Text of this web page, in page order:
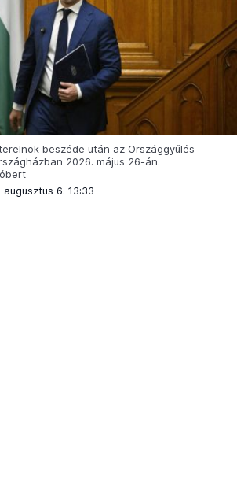
beszéde után az Országgyűlés
2026. május 26-án.
augusztus 6. 13:33